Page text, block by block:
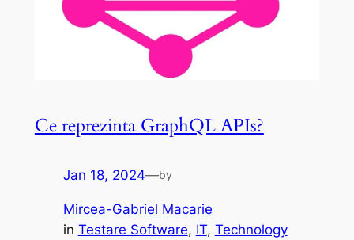
Ce reprezinta GraphQL APIs?
Jan 18, 2024—by
Mircea-Gabriel Macarie
in Testare Software, IT, Technology